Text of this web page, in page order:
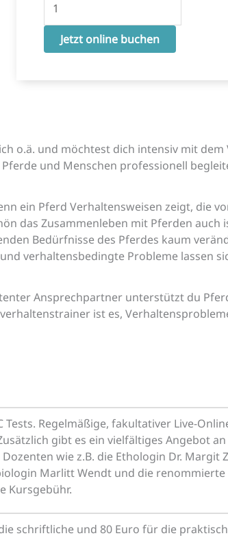
Jetzt online buchen
o.ä. und möchtest dich intensiv mit
und Menschen professionell
ein Pferd Verhaltensweisen zeigt, die
das Zusammenleben mit Pferden
Bedürfnisse des Pferdes kaum
verhaltensbedingte Probleme lassen
Ansprechpartner unterstützt du
ist es,
Regelmäßige, fakultativer Live-
gibt es ein vielfältiges Angebot
wie z.B. die Ethologin Dr.
Marlitt Wendt und die
Kursgebühr.
schriftliche und 80 Euro für die